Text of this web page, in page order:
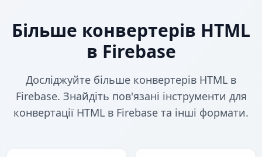
Більше конвертерів HTML
в Firebase
Досліджуйте більше конвертерів HTML в
Firebase. Знайдіть пов'язані інструменти для
конвертації HTML в Firebase та інші формати.